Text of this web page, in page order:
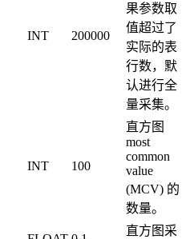
INT 200000
果参数取
值超过了
实际的表
行数，默
认进行全
量采集。
INT 100
直方图
most
common
value
(MCV) 的
数量。
直方图采